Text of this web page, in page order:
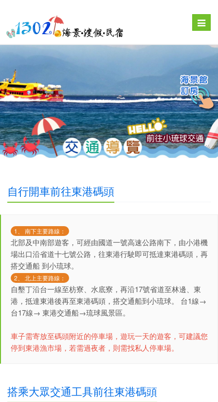
Toggle
自行開車前往東港碼頭
1、 南下主要路線：
北部及中南部遊客，可經由國道一號高速公路南下，由小港機
場出口沿省道十七號公路，往東港行駛即可抵達東港碼頭，再
搭交通船 到小琉球。
2、 北上主要路線：
自墾丁沿台一線至枋寮、水底寮，再沿17號省道至林邊、東
港，抵達東港後再至東港碼頭，搭交通船到小琉球。 台1線→
台17線→ 東港交通船→琉球風景區。
車子需寄放至碼頭附近的停車場，遊玩一天的遊客，可建議您
停到東港漁市場，若需過夜者，則需找私人停車場。
搭乘大眾交通工具前往東港碼頭